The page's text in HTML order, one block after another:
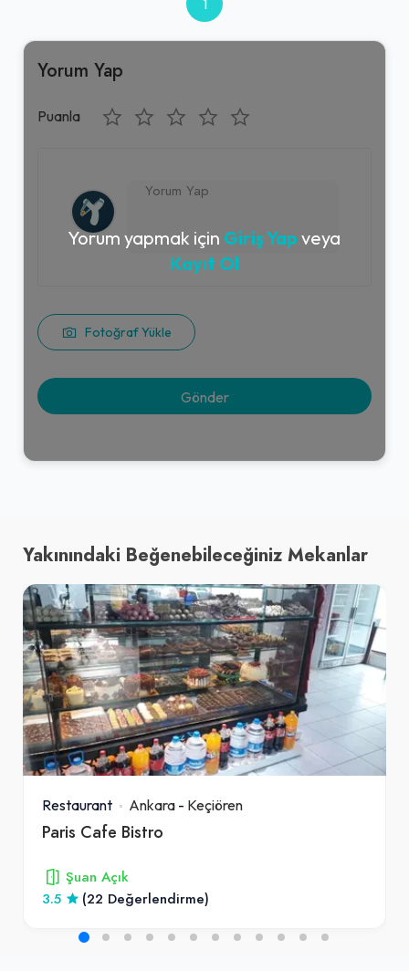
Yorum Yap
Puanla
Fotoğraf Yükle
Yorum yapmak için Giriş Yap veya
Kayıt Ol
Yakınındaki Beğenebileceğiniz Mekanlar
Restaurant Ankara - Keçiören
Paris Cafe Bistro
Şuan Açık
3.5
(22 Değerlendirme)